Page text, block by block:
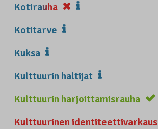
Kotirauha
Kotitarve
Kuksa
Kulttuurin haltijat
Kulttuurin harjoittamisrauha
Kulttuurinen identiteettivarkaus